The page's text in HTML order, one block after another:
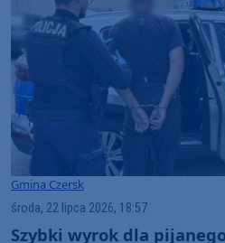
Gmina Czersk
środa, 22 lipca 2026, 18:57
Szybki wyrok dla